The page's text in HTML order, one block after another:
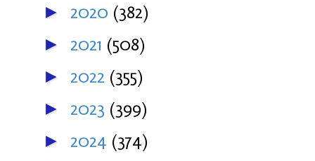
► 2020 (382)
► 2021 (508)
► 2022 (355)
► 2023 (399)
► 2024 (374)